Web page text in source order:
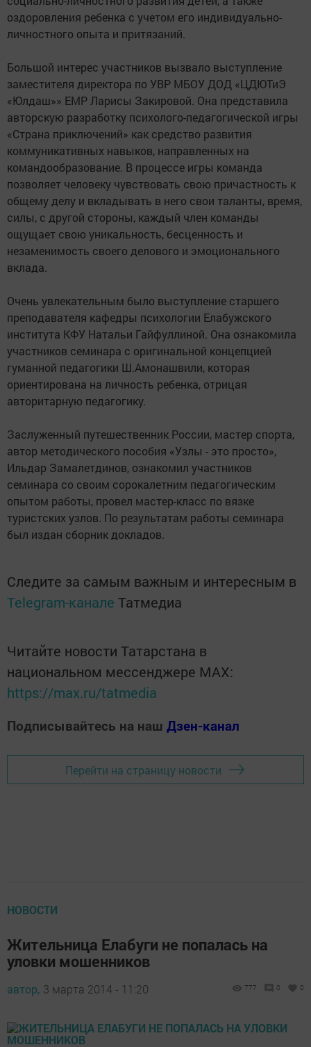
оздоровления ребенка с учетом его индивидуально-
личностного опыта и притязаний.
Большой интерес участников вызвало выступление
заместителя директора по УВР МБОУ ДОД «ЦДЮТиЭ
«Юлдаш»» ЕМР Ларисы Закировой. Она представила
авторскую разработку психолого-педагогической игры
«Страна приключений» как средство развития
коммуникативных навыков, направленных на
командообразование. В процессе игры команда
позволяет человеку чувствовать свою причастность к
общему делу и вкладывать в него свои таланты, время,
силы, с другой стороны, каждый член команды
ощущает свою уникальность, бесценность и
незаменимость своего делового и эмоционального
вклада.
Очень увлекательным было выступление старшего
преподавателя кафедры психологии Елабужского
института КФУ Натальи Гайфуллиной. Она ознакомила
участников семинара с оригинальной концепцией
гуманной педагогики Ш.Амонашвили, которая
ориентирована на личность ребенка, отрицая
авторитарную педагогику.
Заслуженный путешественник России, мастер спорта,
автор методического пособия «Узлы - это просто»,
Ильдар Замалетдинов, ознакомил участников
семинара со своим сорокалетним педагогическим
опытом работы, провел мастер-класс по вязке
туристских узлов. По результатам работы семинара
был издан сборник докладов.
Следите за самым важным и интересным в
Telegram-канале Татмедиа
Читайте новости Татарстана в
национальном мессенджере MАХ:
https://max.ru/tatmedia
Подписывайтесь на наш Дзен-канал
Перейти на страницу новости
НОВОСТИ
Жительница Елабуги не попалась на
уловки мошенников
автор, 3 марта 2014 - 11:20 777 0 0